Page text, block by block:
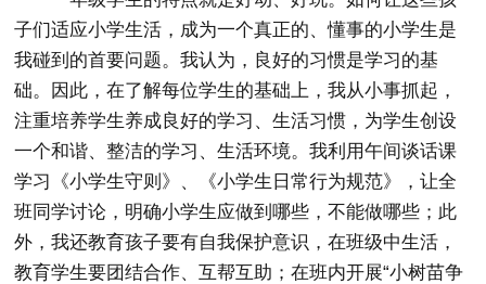
子们适应小学生活，成为一个真正的、懂事的小学生是
我碰到的首要问题。我认为，良好的习惯是学习的基
础。因此，在了解每位学生的基础上，我从小事抓起，
注重培养学生养成良好的学习、生活习惯，为学生创设
一个和谐、整洁的学习、生活环境。我利用午间谈话课
学习《小学生守则》、《小学生日常行为规范》，让全
班同学讨论，明确小学生应做到哪些，不能做哪些；此
外，我还教育孩子要有自我保护意识，在班级中生活，
教育学生要团结合作、互帮互助；在班内开展“小树苗争